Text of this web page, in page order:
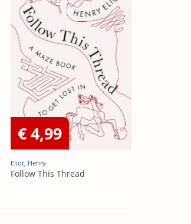
€ 4,99
Eliot, Henry
Follow This Thread